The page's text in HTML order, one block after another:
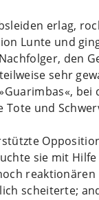
erlag,
Lunte und
den
sehr
bei
und
sie mit
reaktionären
scheiterte;